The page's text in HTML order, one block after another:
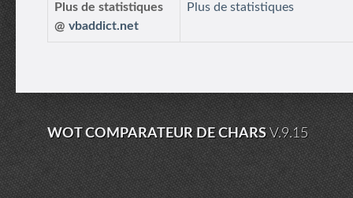
Plus de statistiques
@ vbaddict.net
Plus de statistiques
WOT COMPARATEUR DE CHARSV.9.15